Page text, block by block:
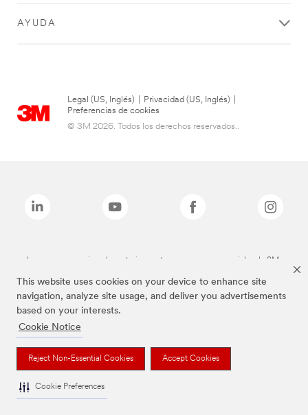
This website uses cookies on your device to enhance site
navigation, analyze site usage, and deliver you advertisements
based on your interests.
Cookie Notice
Reject Non-Essential Cookies Accept Cookies
Cookie Preferences
AYUDA
Legal (US, Inglés) Privacidad (US, Inglés)
Preferencias de cookies
© 3M 2026. Todos los derechos reservados..
Las marcas mencionadas anteriormente son marcas comerciales de 3M.